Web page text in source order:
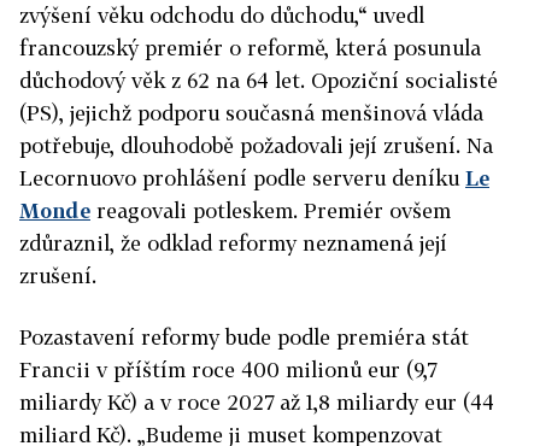
zvýšení věku odchodu do důchodu,“ uvedl
francouzský premiér o reformě, která posunula
důchodový věk z 62 na 64 let. Opoziční socialisté
(PS), jejichž podporu současná menšinová vláda
potřebuje, dlouhodobě požadovali její zrušení. Na
Lecornuovo prohlášení podle serveru deníku Le
Monde reagovali potleskem. Premiér ovšem
zdůraznil, že odklad reformy neznamená její
zrušení.
Pozastavení reformy bude podle premiéra stát
Francii v příštím roce 400 milionů eur (9,7
miliardy Kč) a v roce 2027 až 1,8 miliardy eur (44
miliard Kč). „Budeme ji muset kompenzovat